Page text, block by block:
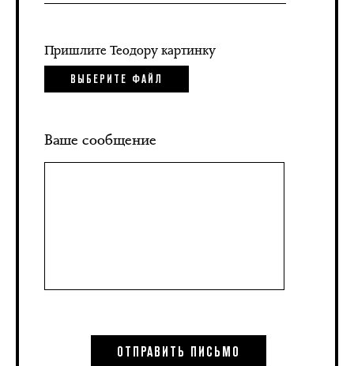
Пришлите Теодору картинку
ВЫБЕРИТЕ ФАЙЛ
Ваше сообщение